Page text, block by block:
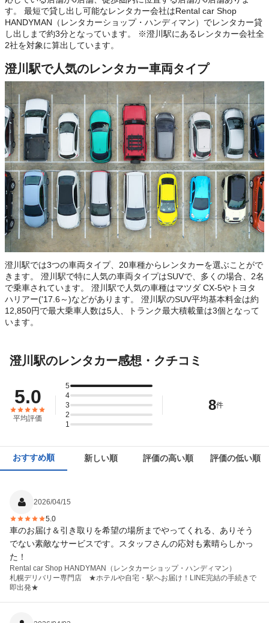
す。 最短で貸し出し可能なレンタカー会社はRental car Shop
HANDYMAN（レンタカーショップ・ハンディマン）でレンタカー貸
し出しまで約3分となっています。 ※澄川駅にあるレンタカー会社全
2社を対象に算出しています。
澄川駅で人気のレンタカー車両タイプ
澄川駅では3つの車両タイプ、20車種からレンタカーを選ぶことがで
きます。 澄川駅で特に人気の車両タイプはSUVで、多くの場合、2名
で乗車されています。 澄川駅で人気の車種はマツダ CX-5やトヨタ
ハリアー('17.6～)などがあります。 澄川駅のSUV平均基本料金は約
12,850円で最大乗車人数は5人、トランク最大積載量は3個となって
います。
澄川駅のレンタカー感想・クチコミ
5.0
平均評価
5
4
3
2
1
8件
おすすめ順 新しい順 評価の高い順 評価の低い順
2026/04/15
5.0
車のお届け＆引き取りを希望の場所までやってくれる、ありそう
でない素敵なサービスです。スタッフさんの応対も素晴らしかっ
た！
Rental car Shop HANDYMAN（レンタカーショップ・ハンディマン）
札幌デリバリー専門店 ★ホテルや自宅・駅へお届け！LINE完結の手続きで
即出発★